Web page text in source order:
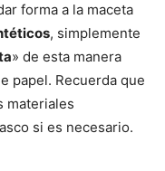
forma a la maceta
, simplemente
» de esta manera
papel. Recuerda que
materiales
si es necesario.